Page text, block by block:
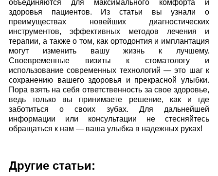
объединяются для максимального комфорта и
здоровья пациентов. Из статьи вы узнали о
преимуществах новейших диагностических
инструментов, эффективных методов лечения и
терапии, а также о том, как ортодонтия и имплантация
могут изменить вашу жизнь к лучшему.
Своевременные визиты к стоматологу и
использование современных технологий — это шаг к
сохранению вашего здоровья и прекрасной улыбки.
Пора взять на себя ответственность за свое здоровье,
ведь только вы принимаете решение, как и где
заботиться о своих зубах. Для дальнейшей
информации или консультации не стесняйтесь
обращаться к нам — ваша улыбка в надежных руках!
Другие статьи: